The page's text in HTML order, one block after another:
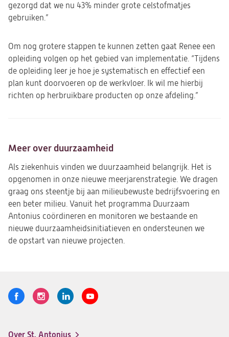
gezorgd dat we nu 43% minder grote celstofmatjes
gebruiken.”
Om nog grotere stappen te kunnen zetten gaat Renee een
opleiding volgen op het gebied van implementatie. “Tijdens
de opleiding leer je hoe je systematisch en effectief een
plan kunt doorvoeren op de werkvloer. Ik wil me hierbij
richten op herbruikbare producten op onze afdeling.”
Meer over duurzaamheid
Als ziekenhuis vinden we duurzaamheid belangrijk. Het is
opgenomen in onze nieuwe meerjarenstrategie. We dragen
graag ons steentje bij aan milieubewuste bedrijfsvoering en
een beter milieu. Vanuit het programma Duurzaam
Antonius coördineren en monitoren we bestaande en
nieuwe duurzaamheidsinitiatieven en ondersteunen we
de opstart van nieuwe projecten.
Volg
Logo
Logo
Logo
Logo
Over St. Antonius